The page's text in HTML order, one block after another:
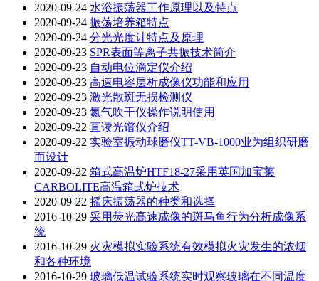
2020-09-24 水浴振荡器工作原理以及特点
2020-09-24 振荡培养箱特点
2020-09-24 分光光度计特点及原理
2020-09-23 SPR表面等离子共振技术简介
2020-09-23 自动电位滴定仪介绍
2020-09-23 高速电容层析成像仪功能和应用
2020-09-23 激光散斑无损检测仪
2020-09-23 氮气吹干仪操作说明使用
2020-09-22 直读光谱仪介绍
2020-09-22 实验室振动球磨仪TT-VB-1000业为组织研磨
而设计
2020-09-22 箱式高温炉HTF18-27采用英国加宝莱
CARBOLITE高温箱式炉技术
2020-09-22 摇床振荡器的种类和选择
2016-10-29 采用荧光高速成像的斑马鱼行为分析成像系
统
2016-10-29 火灾模拟实验系统有效模拟火灾发生的浓烟
和各种环境
2016-10-29 玻璃低温试验系统实时观察玻璃在不同温度